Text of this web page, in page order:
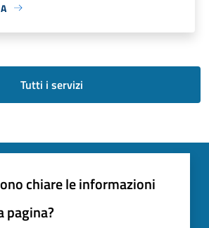
Tutti i servizi
chiare le informazioni
pagina?